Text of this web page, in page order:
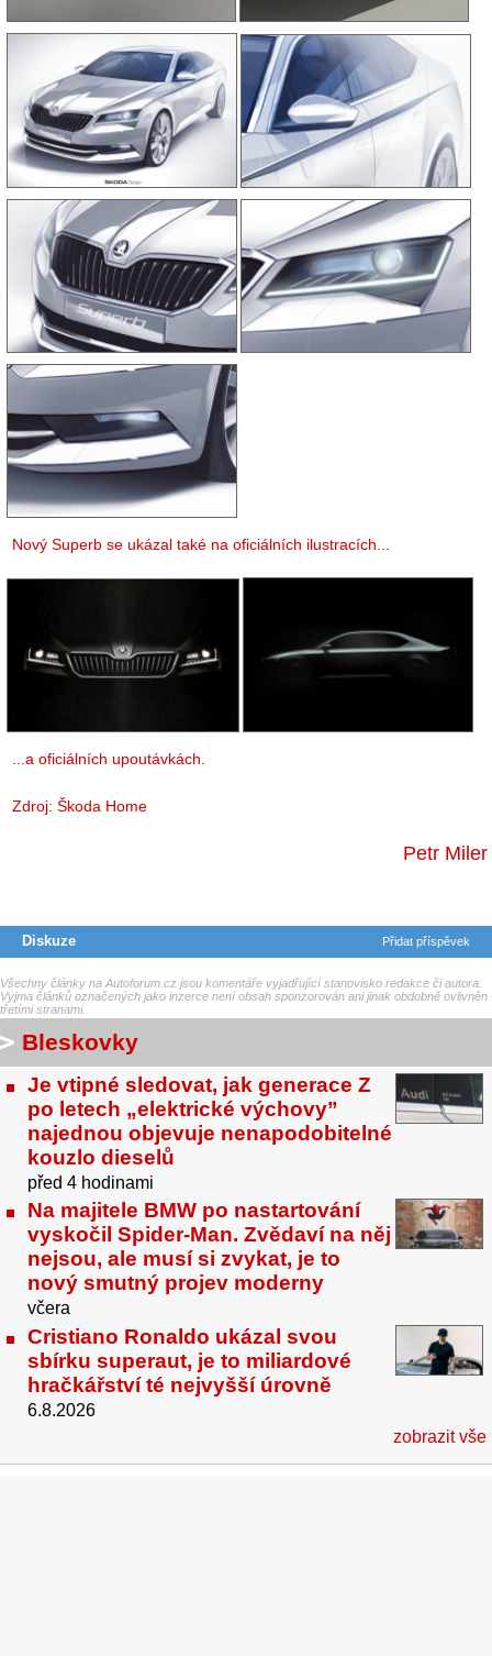
Nový Superb se ukázal také na oficiálních ilustracích...
...a oficiálních upoutávkách.
Zdroj: Škoda Home
Petr Miler
Diskuze Přidat příspěvek
Všechny články na Autoforum.cz jsou komentáře vyjadřující stanovisko redakce či autora.
Vyjma článků označených jako inzerce není obsah sponzorován ani jinak obdobně ovlivněn
třetími stranami.
Bleskovky
Je vtipné sledovat, jak generace Z
po letech „elektrické výchovy”
najednou objevuje nenapodobitelné
kouzlo dieselů
před 4 hodinami
Na majitele BMW po nastartování
vyskočil Spider-Man. Zvědaví na něj
nejsou, ale musí si zvykat, je to
nový smutný projev moderny
včera
Cristiano Ronaldo ukázal svou
sbírku superaut, je to miliardové
hračkářství té nejvyšší úrovně
6.8.2026
zobrazit vše